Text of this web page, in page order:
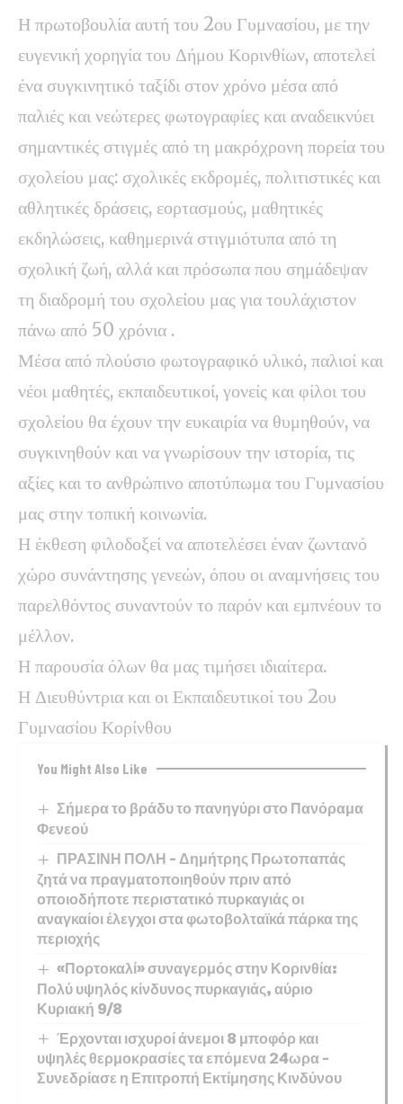
Η πρωτοβουλία αυτή του 2ου Γυμνασίου, με την
ευγενική χορηγία του Δήμου Κορινθίων, αποτελεί
ένα συγκινητικό ταξίδι στον χρόνο μέσα από
παλιές και νεώτερες φωτογραφίες και αναδεικνύει
σημαντικές στιγμές από τη μακρόχρονη πορεία του
σχολείου μας: σχολικές εκδρομές, πολιτιστικές και
αθλητικές δράσεις, εορτασμούς, μαθητικές
εκδηλώσεις, καθημερινά στιγμιότυπα από τη
σχολική ζωή, αλλά και πρόσωπα που σημάδεψαν
τη διαδρομή του σχολείου μας για τουλάχιστον
πάνω από 50 χρόνια .
Μέσα από πλούσιο φωτογραφικό υλικό, παλιοί και
νέοι μαθητές, εκπαιδευτικοί, γονείς και φίλοι του
σχολείου θα έχουν την ευκαιρία να θυμηθούν, να
συγκινηθούν και να γνωρίσουν την ιστορία, τις
αξίες και το ανθρώπινο αποτύπωμα του Γυμνασίου
μας στην τοπική κοινωνία.
Η έκθεση φιλοδοξεί να αποτελέσει έναν ζωντανό
χώρο συνάντησης γενεών, όπου οι αναμνήσεις του
παρελθόντος συναντούν το παρόν και εμπνέουν το
μέλλον.
Η παρουσία όλων θα μας τιμήσει ιδιαίτερα.
Η Διευθύντρια και οι Εκπαιδευτικοί του 2ου
Γυμνασίου Κορίνθου
You Might Also Like
Σήμερα το βράδυ το πανηγύρι στο Πανόραμα
Φενεού
ΠΡΑΣΙΝΗ ΠΟΛΗ – Δημήτρης Πρωτοπαπάς
ζητά να πραγματοποιηθούν πριν από
οποιοδήποτε περιστατικό πυρκαγιάς οι
αναγκαίοι έλεγχοι στα φωτοβολταϊκά πάρκα της
περιοχής
«Πορτοκαλί» συναγερμός στην Κορινθία:
Πολύ υψηλός κίνδυνος πυρκαγιάς, αύριο
Κυριακή 9/8
Έρχονται ισχυροί άνεμοι 8 μποφόρ και
υψηλές θερμοκρασίες τα επόμενα 24ωρα –
Συνεδρίασε η Επιτροπή Εκτίμησης Κινδύνου